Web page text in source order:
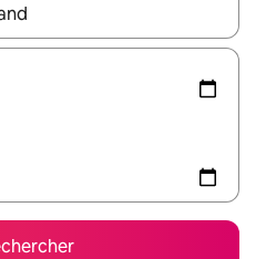
utilisez les flèches vers le